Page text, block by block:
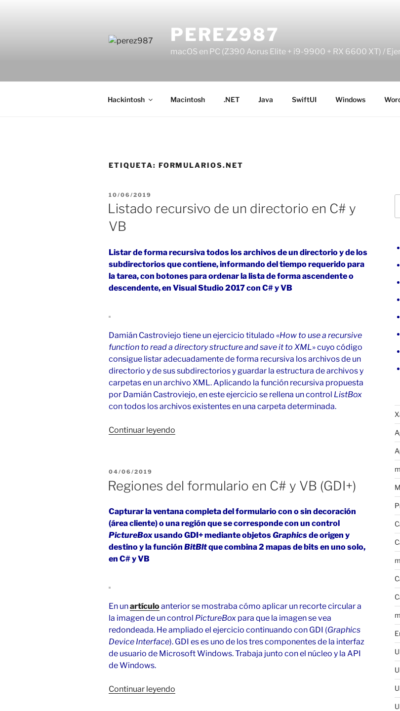
PEREZ987
macOS en PC (Z390 Aorus Elite + i9-9900 + RX 6600 XT) /
Hackintosh Macintosh .NET Java SwiftUI Windows
ETIQUETA: FORMULARIOS.NET
PUBLICADO
EL
10/06/2019
Listado recursivo de un directorio en C# y
VB
Listar de forma recursiva todos los archivos de un directorio y de los
subdirectorios que contiene, informando del tiempo requerido para
la tarea, con botones para ordenar la lista de forma ascendente o
descendente, en Visual Studio 2017 con C# y VB
Damián Castroviejo tiene un ejercicio titulado «How to use a recursive
function to read a directory structure and save it to XML» cuyo código
consigue listar adecuadamente de forma recursiva los archivos de un
directorio y de sus subdirectorios y guardar la estructura de archivos y
carpetas en un archivo XML. Aplicando la función recursiva propuesta
por Damián Castroviejo, en este ejercicio se rellena un control ListBox
con todos los archivos existentes en una carpeta determinada.
Continuar leyendo
en
y
VB»
PUBLICADO
04/06/2019
Regiones del formulario en C# y VB (GDI+)
Capturar la ventana completa del formulario con o sin decoración
(área cliente) o una región que se corresponde con un control
PictureBoxusando GDI+ mediante objetosGraphics de origen y
destino y la función BitBltque combina 2 mapas de bits en uno solo,
en C# y VB
En unartículoanterior se mostraba cómo aplicar un recorte circular a
la imagen de un control PictureBox para que la imagen se vea
redondeada. He ampliado el ejercicio continuando con GDI (Graphics
Device Interface). GDI es es uno de los tres componentes de la interfaz
de usuario de Microsoft Windows. Trabaja junto con el núcleo y la API
de Windows.
Continuar leyendo